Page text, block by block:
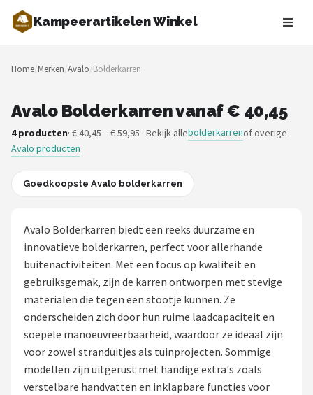
Kampeerartikelen Winkel
Zoeken
NAVIGATIE
Merken
Blog
Slaapzakken
Slaapmatten
Koelboxen
Shop
Intex
Home/Merken/Avalo/Bolderkarren
Avalo Bolderkarren vanaf € 40,45
4 producten· € 40,45 – € 59,95 · Bekijk allebolderkarrenof overige
Avalo producten
Goedkoopste Avalo bolderkarren
Avalo Bolderkarren biedt een reeks duurzame en
innovatieve bolderkarren, perfect voor allerhande
buitenactiviteiten. Met een focus op kwaliteit en
gebruiksgemak, zijn de karren ontworpen met stevige
materialen die tegen een stootje kunnen. Ze
onderscheiden zich door hun ruime laadcapaciteit en
soepele manoeuvreerbaarheid, waardoor ze ideaal zijn
voor zowel stranduitjes als tuinprojecten. Sommige
modellen zijn uitgerust met handige extra's zoals
verstelbare handvatten en inklapbare functies voor